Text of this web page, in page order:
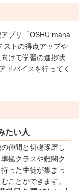
プリ「OSHU mana
ストの得点アップや
けて学習の進捗状
ドバイスを行ってく
たい人
仲間と切磋琢磨し
拠クラスや難関ク
った生徒が集まっ
ことができます。